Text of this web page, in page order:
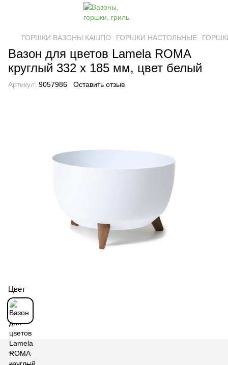
ГОРШКИ ВАЗОНЫ КАШПО ГОРШКИ НАСТОЛЬНЫЕ
Вазон для цветов Lamela ROMA
круглый 332 х 185 мм, цвет белый
Артикул: 9057986 Оставить отзыв
Цвет
+